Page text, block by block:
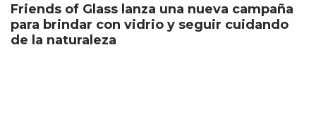
Friends of Glass lanza una nueva campaña
para brindar con vidrio y seguir cuidando
de la naturaleza